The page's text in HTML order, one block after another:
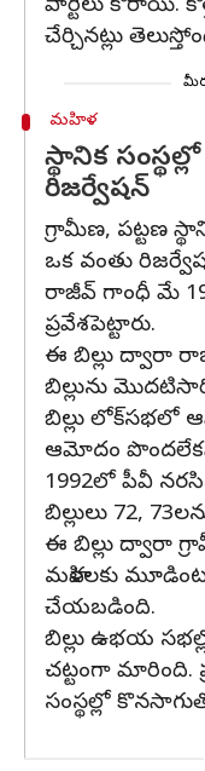
పార్టీలు కోరాయి.
చేర్చినట్లు
మహిళ
స్థానిక
రిజర్వేషన్
గ్రామీణ, పట్టణ
ఒక వంతు
రాజీవ్ గాంధీ మే
ప్రవేశపెట్టారు.
ఈ బిల్లు ద్వారా
బిల్లును
బిల్లు లోక్‌సభలో
ఆమోదం
1992లో పీవీ
బిల్లులు 72,
ఈ బిల్లు ద్వారా
మహిళలకు
చేయబడింది.
బిల్లు ఉభయ
చట్టంగా మారింది.
సంస్థల్లో